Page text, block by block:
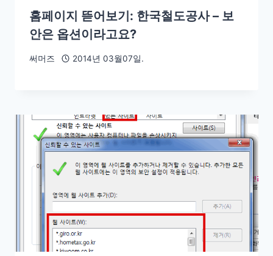
홈페이지 뜯어보기: 한국철도공사 – 보
안은 옵션이라고요?
써머즈 2014년 03월07일.